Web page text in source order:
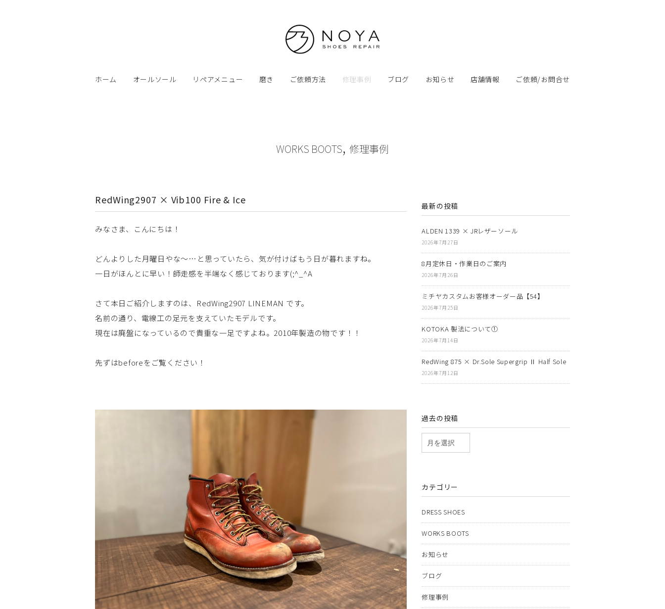
ホーム オールソール リペアメニュー 磨き ご依頼方法 修理事例 ブログ お知らせ 店舗情報 ご依頼/お問合せ
WORKS BOOTS, 修理事例
RedWing2907 × Vib100 Fire & Ice
みなさま、こんにちは！
どんよりした月曜日やな～…と思っていたら、気が付けばもう日が暮れますね。
一日がほんとに早い！師走感を半端なく感じております(;^_^A
さて本日ご紹介しますのは、RedWing2907 LINEMAN です。
名前の通り、電線工の足元を支えていたモデルです。
現在は廃盤になっているので貴重な一足ですよね。2010年製造の物です！！
先ずはbeforeをご覧ください！
最新の投稿
ALDEN 1339 × JRレザーソール
2026年7月27日
8月定休日・作業日のご案内
2026年7月26日
ミチヤカスタムお客様オーダー品【54】
2026年7月25日
KOTOKA 製法について①
2026年7月14日
RedWing 875 × Dr.Sole Supergrip Ⅱ Half Sole
2026年7月12日
過去の投稿
カテゴリー
DRESS SHOES
WORKS BOOTS
お知らせ
ブログ
修理事例